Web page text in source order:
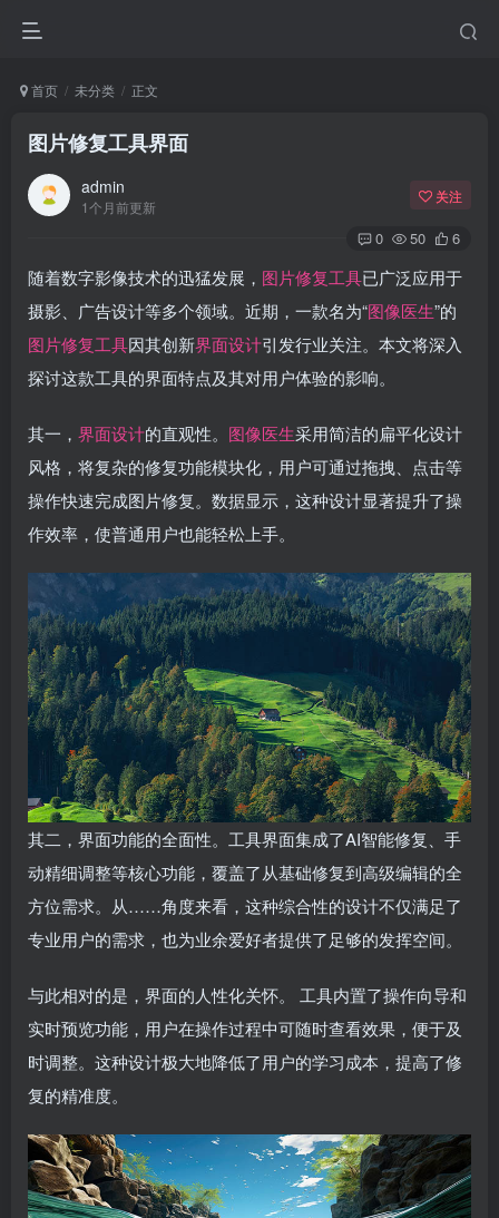
首页 未分类 正文
图片修复工具界面
admin
1个月前更新
关注
0 50 6
随着数字影像技术的迅猛发展， 图片修复工具已广泛应用于
摄影、广告设计等多个领域。近期，一款名为“图像医生”的
图片修复工具因其创新界面设计引发行业关注。本文将深入
探讨这款工具的界面特点及其对用户体验的影响。
其一， 界面设计的直观性。 图像医生采用简洁的扁平化设计
风格，将复杂的修复功能模块化，用户可通过拖拽、点击等
操作快速完成图片修复。数据显示，这种设计显著提升了操
作效率，使普通用户也能轻松上手。
其二，界面功能的全面性。工具界面集成了AI智能修复、手
动精细调整等核心功能，覆盖了从基础修复到高级编辑的全
方位需求。从……角度来看，这种综合性的设计不仅满足了
专业用户的需求，也为业余爱好者提供了足够的发挥空间。
与此相对的是，界面的人性化关怀。 工具内置了操作向导和
实时预览功能，用户在操作过程中可随时查看效果，便于及
时调整。这种设计极大地降低了用户的学习成本，提高了修
复的精准度。